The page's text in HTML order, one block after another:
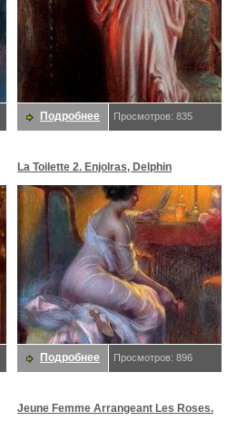
Подробнее Просмотров: 835
La Toilette 2. Enjolras, Delphin
Подробнее Просмотров: 896
Jeune Femme Arrangeant Les Roses.